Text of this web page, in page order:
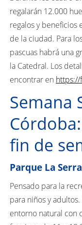
regalarán 12.000
regalos y beneficios
de la ciudad. Para
pascuas habrá una
la Catedral. Los
encontrar en
Semana
fin de
Parque La
Pensado para la
para niños y
entorno natural con